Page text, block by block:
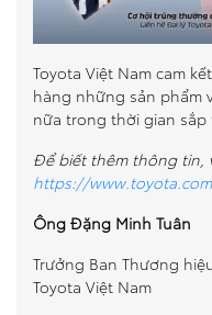
Toyota Việt Nam cam
hàng những sản phẩm
nữa trong thời gian sắp
Để biết thêm thông tin,
https://
Ông Đặng Minh Tuân
Trưởng Ban Thương
Toyota Việt Nam